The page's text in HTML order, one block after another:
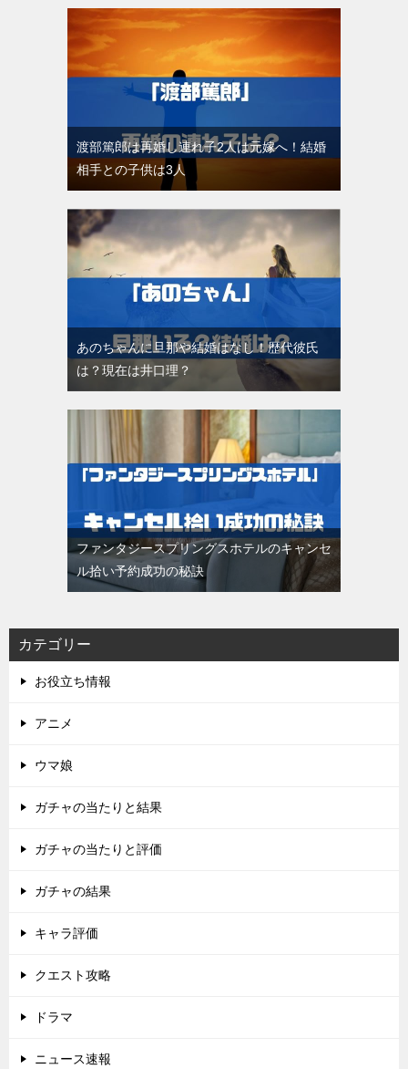
渡部篤郎は再婚し連れ子2人は元嫁へ！結婚
相手との子供は3人
あのちゃんに旦那や結婚はなし！歴代彼氏
は？現在は井口理？
ファンタジースプリングスホテルのキャンセ
ル拾い予約成功の秘訣
カテゴリー
お役立ち情報
アニメ
ウマ娘
ガチャの当たりと結果
ガチャの当たりと評価
ガチャの結果
キャラ評価
クエスト攻略
ドラマ
ニュース速報